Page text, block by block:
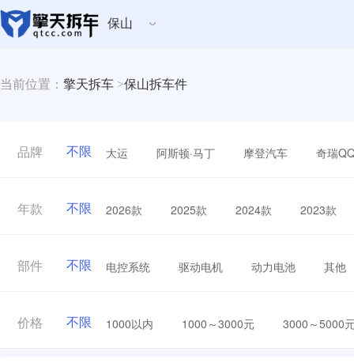
保山
当前位置： 擎天拆车 >保山拆车件
品牌 不限 大运 阿斯顿·马丁 摩登汽车 奇瑞
年款 不限 2026款 2025款 2024款 2023款
部件 不限 电控系统 驱动电机 动力电池 其他
价格 不限 1000以内 1000～3000元 3000～5000